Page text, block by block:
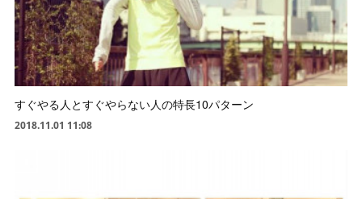
すぐやる人とすぐやらない人の特長10パターン
2018.11.01 11:08